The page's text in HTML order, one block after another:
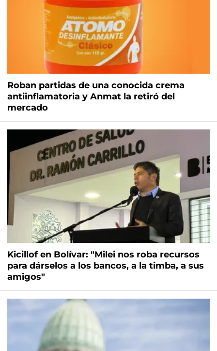
Roban partidas de una conocida crema
antiinflamatoria y Anmat la retiró del
mercado
Kicillof en Bolívar: "Milei nos roba recursos
para dárselos a los bancos, a la timba, a sus
amigos"